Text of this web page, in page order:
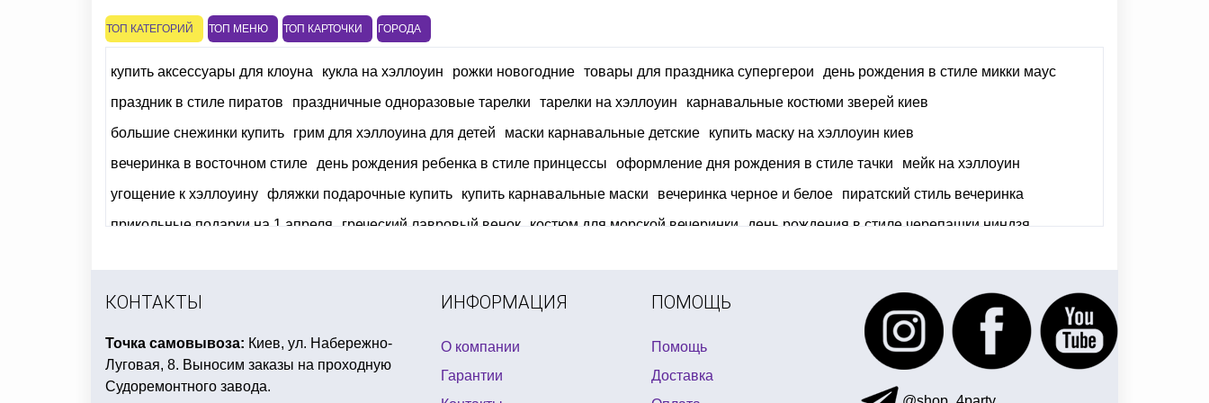
ТОП КАТЕГОРИЙ ТОП МЕНЮ ТОП КАРТОЧКИ ГОРОДА
купить аксессуары для клоуна кукла на хэллоуин рожки новогодние товары для праздника супергерои
день рождения в стиле микки маус
праздник в стиле пиратов
праздничные одноразовые тарелки тарелки на хэллоуин
карнавальные костюми зверей киев
большие снежинки купить
грим для хэллоуина для детей маски карнавальные детские
купить маску на хэллоуин киев
вечеринка в восточном стиле день рождения ребенка в стиле принцессы оформление дня рождения в стиле тачки
мейк на хэллоуин
угощение к хэллоуину фляжки подарочные купить купить карнавальные маски вечеринка черное и белое
пиратский стиль вечеринка
прикольные подарки на 1 апреля греческий лавровый венок костюм для морской вечеринки день рождения в стиле черепашки ниндзя
КОНТАКТЫ
Точка самовывоза: Киев, ул. Набережно-
Луговая, 8. Выносим заказы на проходную
Судоремонтного завода.
ИНФОРМАЦИЯ
О компании
Гарантии
ПОМОЩЬ
Помощь
Доставка